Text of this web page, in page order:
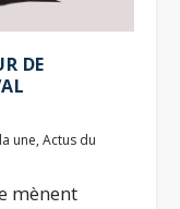
DE
une,Actus du
mènent